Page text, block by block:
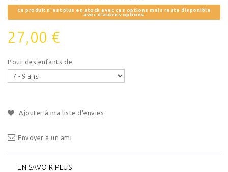
Ce produit n'est plus en stock avec ces options mais reste disponible
avec d'autres options
27,00 €
Pour des enfants de
Ajouter à ma liste d'envies
Envoyer à un ami
EN SAVOIR PLUS